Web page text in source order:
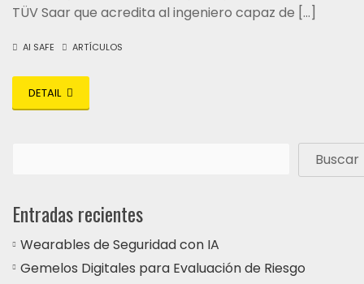
TÜV Saar que acredita al ingeniero capaz de […]
AI SAFE ARTÍCULOS
DETAIL
Buscar
Entradas recientes
Wearables de Seguridad con IA
Gemelos Digitales para Evaluación de Riesgo